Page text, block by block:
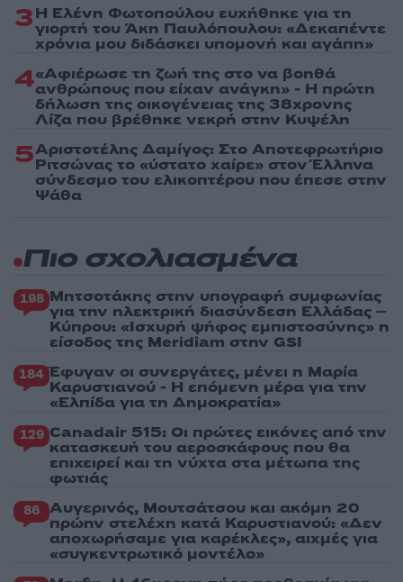
3Η Ελένη Φωτοπούλου ευχήθηκε για τη
γιορτή του Άκη Παυλόπουλου: «Δεκαπέντε
χρόνια μου διδάσκει υπομονή και αγάπη»
4«Αφιέρωσε τη ζωή της στο να βοηθά
ανθρώπους που είχαν ανάγκη» - Η πρώτη
δήλωση της οικογένειας της 38χρονης
Λίζα που βρέθηκε νεκρή στην Κυψέλη
5Αριστοτέλης Δαμίγος: Στο Αποτεφρωτήριο
Ριτσώνας το «ύστατο χαίρε» στον Έλληνα
σύνδεσμο του ελικοπτέρου που έπεσε στην
Ψάθα
Πιο σχολιασμένα
198 Μητσοτάκης στην υπογραφή συμφωνίας
για την ηλεκτρική διασύνδεση Ελλάδας –
Κύπρου: «Ισχυρή ψήφος εμπιστοσύνης» η
είσοδος της Meridiam στην GSI
184 Έφυγαν οι συνεργάτες, μένει η Μαρία
Καρυστιανού - Η επόμενη μέρα για την
«Ελπίδα για τη Δημοκρατία»
129 Canadair 515: Οι πρώτες εικόνες από την
κατασκευή του αεροσκάφους που θα
επιχειρεί και τη νύχτα στα μέτωπα της
φωτιάς
86 Αυγερινός, Μουτσάτσου και ακόμη 20
πρώην στελέχη κατά Καρυστιανού: «Δεν
αποχωρήσαμε για καρέκλες», αιχμές για
«συγκεντρωτικό μοντέλο»